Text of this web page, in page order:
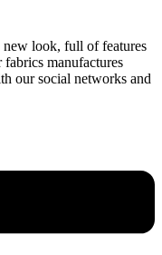
new look, full of features
manufactures
our social networks and